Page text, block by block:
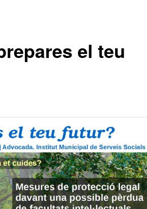
el teu